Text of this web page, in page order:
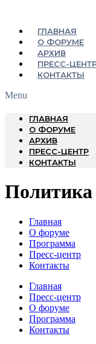
ГЛАВНАЯ
О ФОРУМЕ
АРХИВ
ПРЕСС-
КОНТАКТЫ
Menu
ГЛАВНАЯ
О ФОРУМЕ
АРХИВ
ПРЕСС-ЦЕНТР
КОНТАКТЫ
Политика
Главная
О форуме
Программа
Пресс-центр
Контакты
Главная
Пресс-центр
О форуме
Программа
Контакты